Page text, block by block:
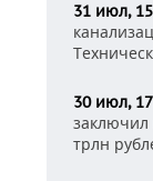
31 июл,
30 июл,
заключил
трлн